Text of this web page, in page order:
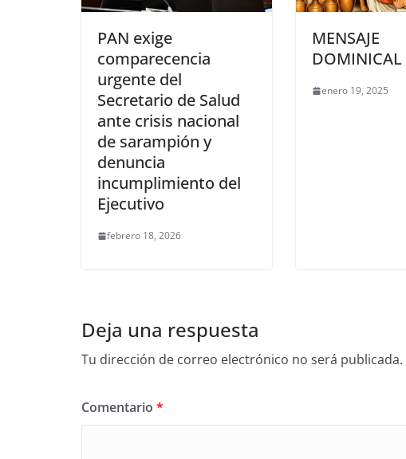
PAN exige
comparecencia
urgente del
Secretario de Salud
ante crisis nacional
de sarampión y
denuncia
incumplimiento del
Ejecutivo
febrero 18, 2026
MENSAJE
DOMINICAL
enero 19, 2025
Deja una respuesta
Tu dirección de correo electrónico no será publicada.
Comentario *